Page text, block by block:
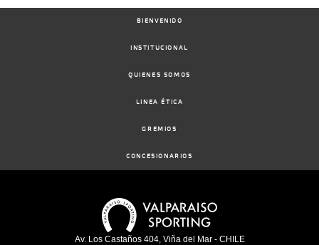
BIENVENIDO
INSTITUCIONAL
QUIENES SOMOS
LINEA ÉTICA
GREMIOS
CONCESIONARIOS
Av. Los Castaños 404, Viña del Mar - CHILE